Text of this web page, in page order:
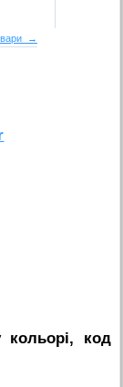
→
код